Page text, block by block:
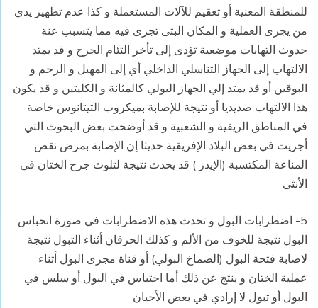
للمنطقة المعنية أو تعقيم للآلات المستعملة و كذا عدم تطهير يدي
من يجرى العملية و المكان البتى تجرى فيه مما يتسبب عنة
حدوث التهابات موضعية تؤدى إلى تأخر التئام الجرح و قد يمتد
الالتهاب إلى الجهاز التناسلي الداخلي أي إلى المهبل و الرحم و
البوقين أو قد يمتد إلي الجهاز البولي كالمثانة و الكليتين و قد يكون
هذا الالتهاب صديديا أو نتيجة للإصابة بميكروب التيتانوس خاصة
في المناطق الريفية و الشعبية و قد أوضحت بعض البحوث التي
أجريت في بعض البلاد الإفريقية حديثا إن الإصابة بمرض نقص
المناعة المكتسبة (الإيدز ) قد يحدث نتيجة لتلوث جرح الختان في
الأنثى
5- اضطرابات البول و تحدث هذه الاضطرابات في صورة انحباس
البول نتيجة للخوف من الألم و كذلك الحرقان أثناء التبول نتيجة
لاصابة فتحة البول (الصماخ البولي) أو قناة مجرى البول أثناء
عملية الختان و ينتج عن ذلك أما احتباس في البول أو سلس في
البول أو تبول لا إرادي في بعض الأحيان